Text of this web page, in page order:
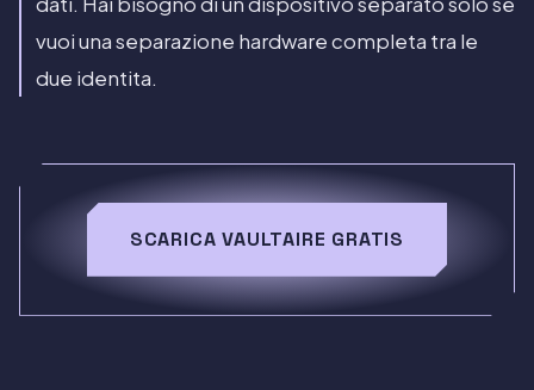
vuoi una separazione hardware completa tra le
due identita.
SCARICA VAULTAIRE GRATIS